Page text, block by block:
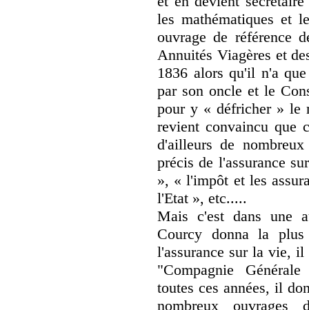
les mathématiques et
ouvrage de référence
Annuités Viagères et
1836 alors qu'il n'a
par son oncle et le
pour y « défricher » le
revient convaincu que
d'ailleurs de
précis de l'assurance
», « l'impôt et les
l'Etat », etc.....
Mais c'est dans une
Courcy donna la
l'assurance sur la vie,
"Compagnie
toutes ces années, il
nombreux ouvrages